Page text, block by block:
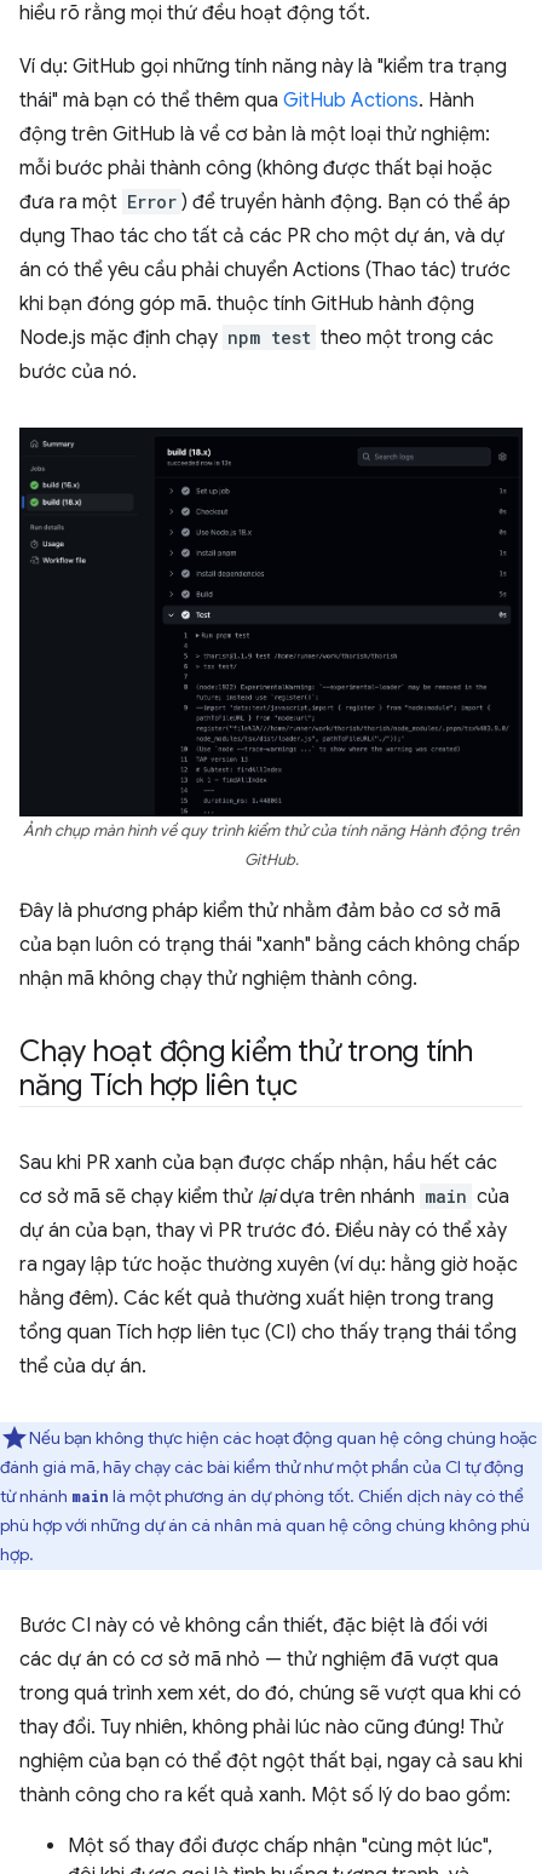
hiểu rõ rằng mọi thứ đều hoạt động tốt.
Ví dụ: GitHub gọi những tính năng này là "kiểm tra trạng
thái" mà bạn có thể thêm qua GitHub Actions. Hành
động trên GitHub là về cơ bản là một loại thử nghiệm:
mỗi bước phải thành công (không được thất bại hoặc
đưa ra một Error ) để truyền hành động. Bạn có thể áp
dụng Thao tác cho tất cả các PR cho một dự án, và dự
án có thể yêu cầu phải chuyển Actions (Thao tác) trước
khi bạn đóng góp mã. thuộc tính GitHub hành động
Node.js mặc định chạy npm test theo một trong các
bước của nó.
Ảnh chụp màn hình về quy trình kiểm thử của tính năng Hành động trên
GitHub.
Đây là phương pháp kiểm thử nhằm đảm bảo cơ sở mã
của bạn luôn có trạng thái "xanh" bằng cách không chấp
nhận mã không chạy thử nghiệm thành công.
Chạy hoạt động kiểm thử trong tính
năng Tích hợp liên tục
Sau khi PR xanh của bạn được chấp nhận, hầu hết các
cơ sở mã sẽ chạy kiểm thử lạidựa trên nhánh main của
dự án của bạn, thay vì PR trước đó. Điều này có thể xảy
ra ngay lập tức hoặc thường xuyên (ví dụ: hằng giờ hoặc
hằng đêm). Các kết quả thường xuất hiện trong trang
tổng quan Tích hợp liên tục (CI) cho thấy trạng thái tổng
thể của dự án.
Nếu bạn không thực hiện các hoạt động quan hệ công chúng hoặc
đánh giá mã, hãy chạy các bài kiểm thử như một phần của CI tự động
từ nhánh main là một phương án dự phòng tốt. Chiến dịch này có thể
phù hợp với những dự án cá nhân mà quan hệ công chúng không phù
hợp.
Bước CI này có vẻ không cần thiết, đặc biệt là đối với
các dự án có cơ sở mã nhỏ — thử nghiệm đã vượt qua
trong quá trình xem xét, do đó, chúng sẽ vượt qua khi có
thay đổi. Tuy nhiên, không phải lúc nào cũng đúng! Thử
nghiệm của bạn có thể đột ngột thất bại, ngay cả sau khi
thành công cho ra kết quả xanh. Một số lý do bao gồm:
Một số thay đổi được chấp nhận "cùng một lúc",